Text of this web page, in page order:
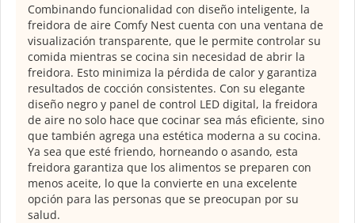
Combinando funcionalidad con diseño inteligente, la
freidora de aire Comfy Nest cuenta con una ventana de
visualización transparente, que le permite controlar su
comida mientras se cocina sin necesidad de abrir la
freidora. Esto minimiza la pérdida de calor y garantiza
resultados de cocción consistentes. Con su elegante
diseño negro y panel de control LED digital, la freidora
de aire no solo hace que cocinar sea más eficiente, sino
que también agrega una estética moderna a su cocina.
Ya sea que esté friendo, horneando o asando, esta
freidora garantiza que los alimentos se preparen con
menos aceite, lo que la convierte en una excelente
opción para las personas que se preocupan por su
salud.